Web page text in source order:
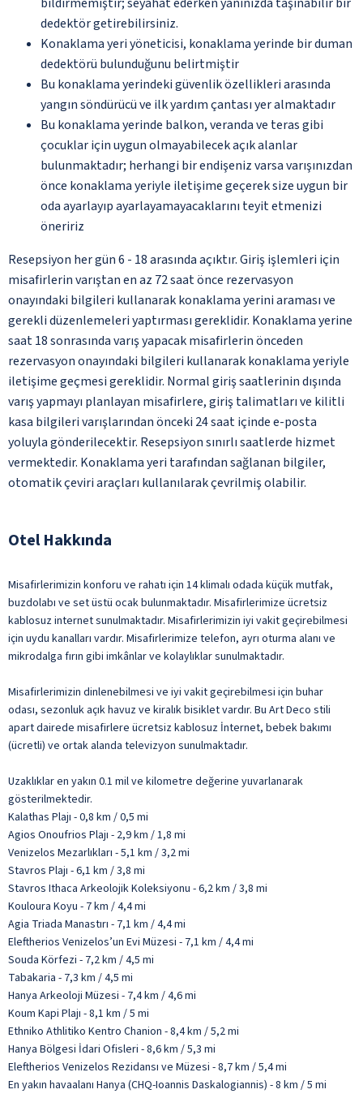
dedektör getirebilirsiniz.
Konaklama yeri yöneticisi, konaklama yerinde bir duman
dedektörü bulunduğunu belirtmiştir
Bu konaklama yerindeki güvenlik özellikleri arasında
yangın söndürücü ve ilk yardım çantası yer almaktadır
Bu konaklama yerinde balkon, veranda ve teras gibi
çocuklar için uygun olmayabilecek açık alanlar
bulunmaktadır; herhangi bir endişeniz varsa varışınızdan
önce konaklama yeriyle iletişime geçerek size uygun bir
oda ayarlayıp ayarlayamayacaklarını teyit etmenizi
öneririz
Resepsiyon her gün 6 - 18 arasında açıktır. Giriş işlemleri için
misafirlerin varıştan en az 72 saat önce rezervasyon
onayındaki bilgileri kullanarak konaklama yerini araması ve
gerekli düzenlemeleri yaptırması gereklidir. Konaklama yerine
saat 18 sonrasında varış yapacak misafirlerin önceden
rezervasyon onayındaki bilgileri kullanarak konaklama yeriyle
iletişime geçmesi gereklidir. Normal giriş saatlerinin dışında
varış yapmayı planlayan misafirlere, giriş talimatları ve kilitli
kasa bilgileri varışlarından önceki 24 saat içinde e-posta
yoluyla gönderilecektir. Resepsiyon sınırlı saatlerde hizmet
vermektedir. Konaklama yeri tarafından sağlanan bilgiler,
otomatik çeviri araçları kullanılarak çevrilmiş olabilir.
Otel Hakkında
Misafirlerimizin konforu ve rahatı için 14 klimalı odada küçük mutfak,
buzdolabı ve set üstü ocak bulunmaktadır. Misafirlerimize ücretsiz
kablosuz internet sunulmaktadır. Misafirlerimizin iyi vakit geçirebilmesi
için uydu kanalları vardır. Misafirlerimize telefon, ayrı oturma alanı ve
mikrodalga fırın gibi imkânlar ve kolaylıklar sunulmaktadır.
Misafirlerimizin dinlenebilmesi ve iyi vakit geçirebilmesi için buhar
odası, sezonluk açık havuz ve kiralık bisiklet vardır. Bu Art Deco stili
apart dairede misafirlere ücretsiz kablosuz İnternet, bebek bakımı
(ücretli) ve ortak alanda televizyon sunulmaktadır.
Uzaklıklar en yakın 0.1 mil ve kilometre değerine yuvarlanarak
gösterilmektedir.
Kalathas Plajı - 0,8 km / 0,5 mi
Agios Onoufrios Plajı - 2,9 km / 1,8 mi
Venizelos Mezarlıkları - 5,1 km / 3,2 mi
Stavros Plajı - 6,1 km / 3,8 mi
Stavros Ithaca Arkeolojik Koleksiyonu - 6,2 km / 3,8 mi
Kouloura Koyu - 7 km / 4,4 mi
Agia Triada Manastırı - 7,1 km / 4,4 mi
Eleftherios Venizelos’un Evi Müzesi - 7,1 km / 4,4 mi
Souda Körfezi - 7,2 km / 4,5 mi
Tabakaria - 7,3 km / 4,5 mi
Hanya Arkeoloji Müzesi - 7,4 km / 4,6 mi
Koum Kapi Plajı - 8,1 km / 5 mi
Ethniko Athlitiko Kentro Chanion - 8,4 km / 5,2 mi
Hanya Bölgesi İdari Ofisleri - 8,6 km / 5,3 mi
Eleftherios Venizelos Rezidansı ve Müzesi - 8,7 km / 5,4 mi
En yakın havaalanı Hanya (CHQ-Ioannis Daskalogiannis) - 8 km / 5 mi